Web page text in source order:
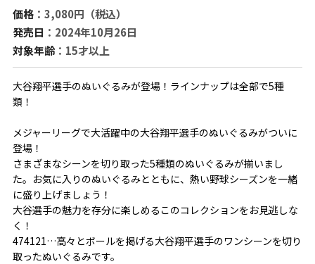
価格：3,080円（税込）
発売日 ：2024年10月26日
対象年齢：15才以上
大谷翔平選手のぬいぐるみが登場！ラインナップは全部で5種
類！
メジャーリーグで大活躍中の大谷翔平選手のぬいぐるみがついに
登場！
さまざまなシーンを切り取った5種類のぬいぐるみが揃いまし
た。お気に入りのぬいぐるみとともに、熱い野球シーズンを一緒
に盛り上げましょう！
大谷選手の魅力を存分に楽しめるこのコレクションをお見逃しな
く！
474121…高々とボールを掲げる大谷翔平選手のワンシーンを切り
取ったぬいぐるみです。